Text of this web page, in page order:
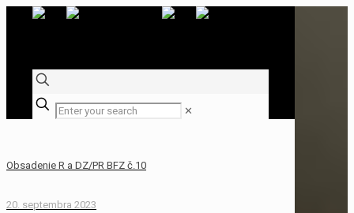
✕
Obsadenie R a DZ/PR BFZ č.10
20. septembra 2023